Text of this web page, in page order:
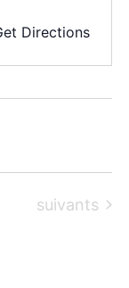
Directions
Évènements
suivants